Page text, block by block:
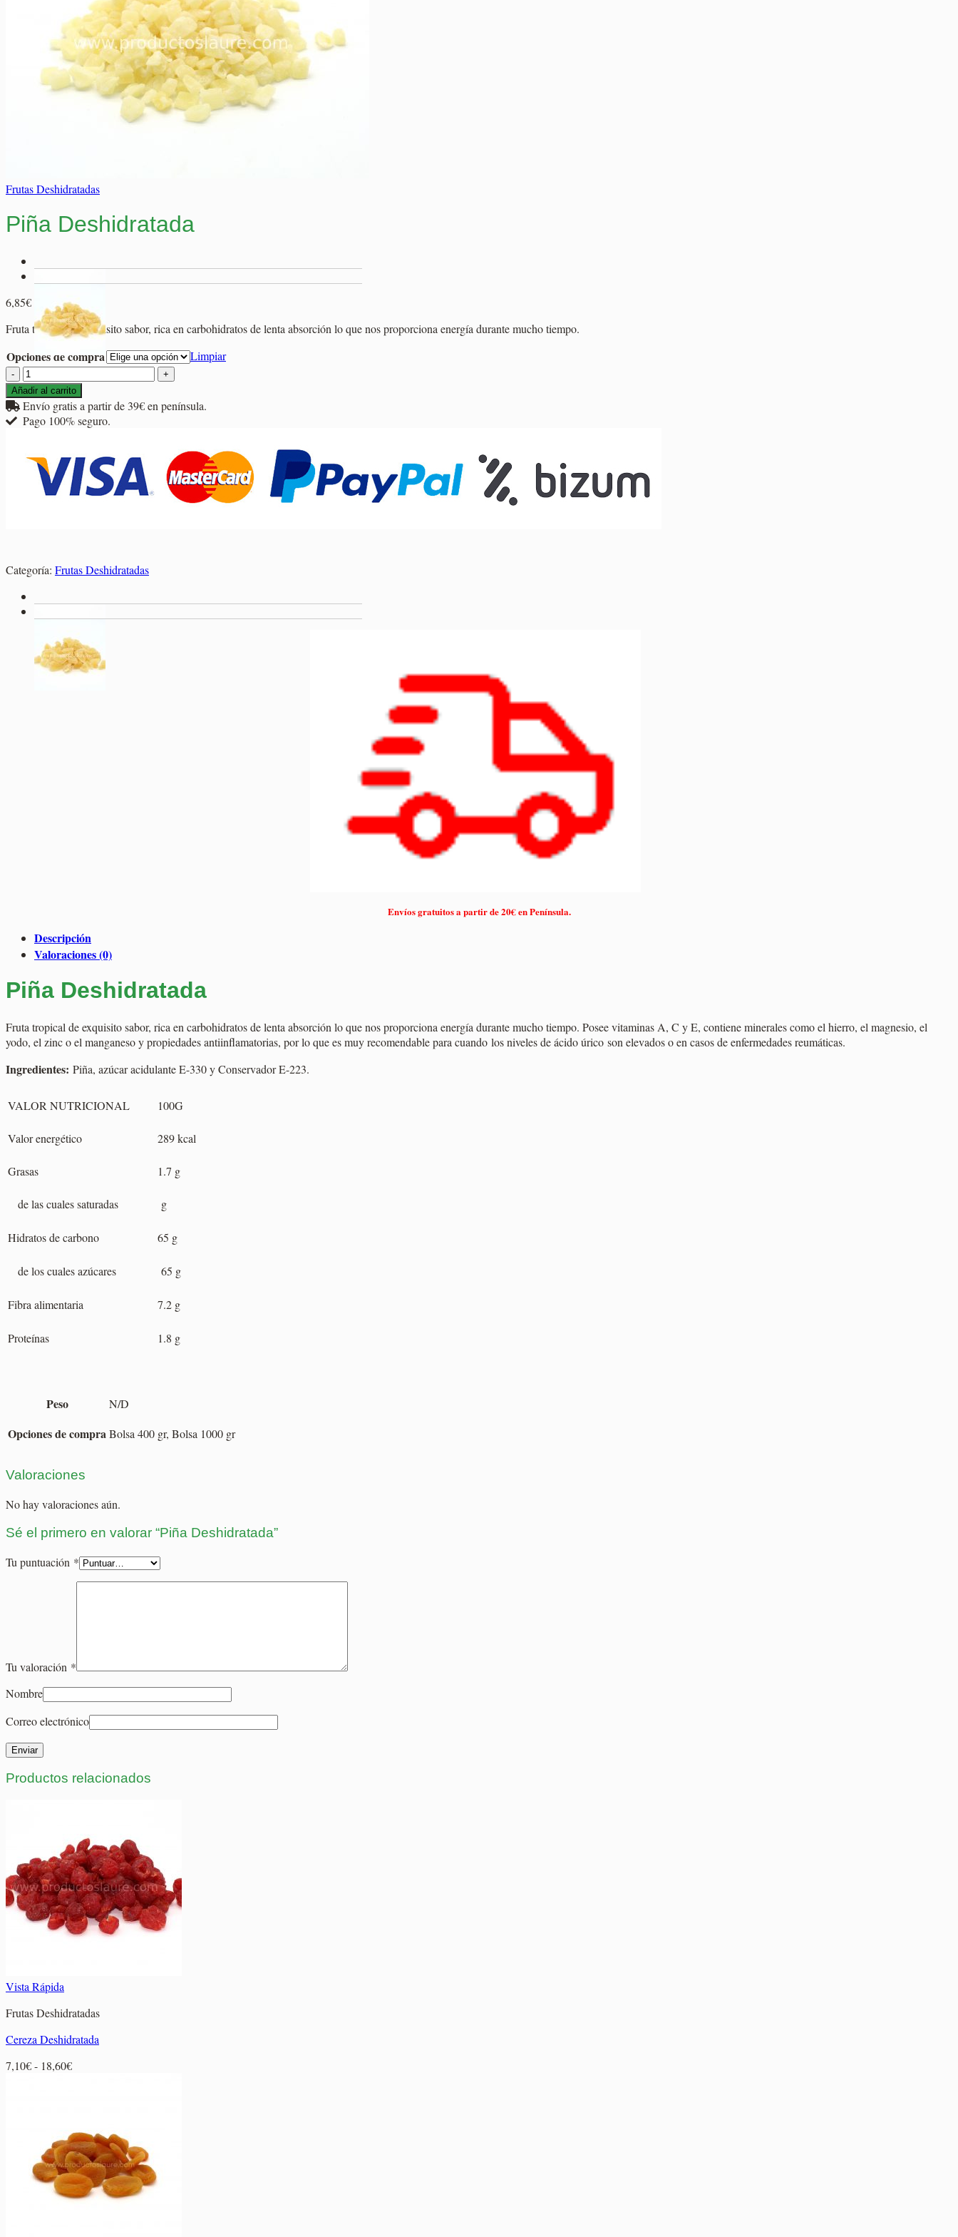
No hay productos en el carrito.
Volver a la tienda
Carrito
No hay productos en el carrito.
Elaborados Cárnicos
Salsas y Siropes
Frutas Deshidratadas
Piña Deshidratada
6,85€ 13,65€Rango
de
precios:
6,85€
13,65€
Fruta tropical de exquisito sabor, rica en carbohidratos de lenta absorción lo que nos proporciona energía durante mucho tiempo.
Opciones de compra
Limpiar
Piña
Deshidratada
cantidad
Añadir al carrito
Envío gratis a partir de 39€ en península.
Pago 100% seguro.
Categoría: Frutas Deshidratadas
Envíos gratuitos a partir de 20€ en Península.
Descripción
Valoraciones (0)
Piña Deshidratada
Fruta tropical de exquisito sabor, rica en carbohidratos de lenta absorción lo que nos proporciona energía durante mucho tiempo. Posee vitaminas A, C y E, contiene minerales como el hierro, el magnesio, el
yodo, el zinc o el manganeso y propiedades antiinflamatorias, por lo que es muy recomendable para cuando los niveles de ácido úrico son elevados o en casos de enfermedades reumáticas.
Ingredientes: Piña, azúcar acidulante E-330 y Conservador E-223.
VALOR NUTRICIONAL 100G
Valor energético 289 kcal
Grasas 1.7 g
de las cuales saturadas g
Hidratos de carbono 65 g
de los cuales azúcares 65 g
Fibra alimentaria 7.2 g
Proteínas 1.8 g
Peso N/D
Opciones de compraBolsa 400 gr, Bolsa 1000 gr
Valoraciones
No hay valoraciones aún.
Sé el primero en valorar “Piña Deshidratada”
Tu puntuación *
Tu valoración *
Nombre
Correo electrónico
Productos relacionados
Vista Rápida
Frutas Deshidratadas
Cereza Deshidratada
7,10€- 18,60€Rango
hasta
18,60€